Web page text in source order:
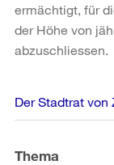
ermächtigt, für
der Höhe von
abzuschliessen.
Weitere
Der Stadtrat von
Thema